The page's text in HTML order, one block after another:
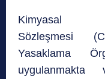
Kimyasal
Sözleşmesi
Yasaklama
uygulanmakta